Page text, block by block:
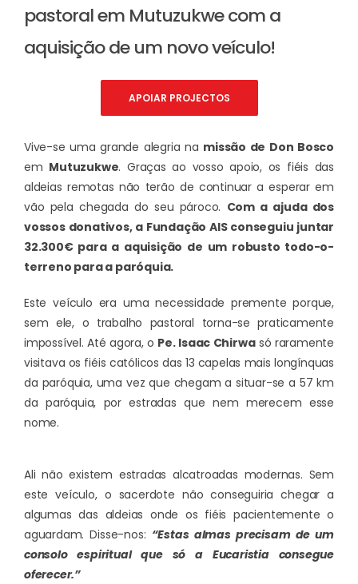
pastoral em Mutuzukwe com a
aquisição de um novo veículo!
APOIAR PROJECTOS
Vive-se uma grande alegria na missão de Don Bosco
em Mutuzukwe. Graças ao vosso apoio, os fiéis das
aldeias remotas não terão de continuar a esperar em
vão pela chegada do seu pároco. Com a ajuda dos
vossos donativos, a Fundação AIS conseguiu juntar
32.300€ para a aquisição de um robusto todo-o-
terreno para a paróquia.
Este veículo era uma necessidade premente porque,
sem ele, o trabalho pastoral torna-se praticamente
impossível. Até agora, o Pe. Isaac Chirwasó raramente
visitava os fiéis católicos das 13 capelas mais longínquas
da paróquia, uma vez que chegam a situar-se a 57 km
da paróquia, por estradas que nem merecem esse
nome.
Ali não existem estradas alcatroadas modernas. Sem
este veículo, o sacerdote não conseguiria chegar a
algumas das aldeias onde os fiéis pacientemente o
aguardam. Disse-nos: “Estas almas precisam de um
consolo espiritual que só a Eucaristia consegue
oferecer.”